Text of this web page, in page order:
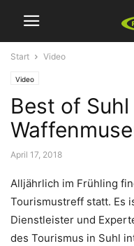
Start Video
Video
Best of Suhl
April 17, 2018
Alljährlich im Frühling
Tourismustreff statt. Es
Dienstleister und
des Tourismus in Suhl